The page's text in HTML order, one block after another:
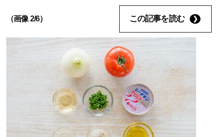
（画像 2/6） この記事を読む